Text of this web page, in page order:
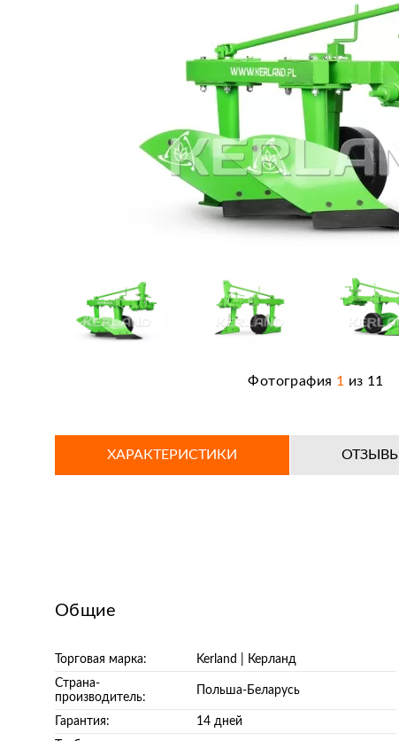
Фотография 1 из 11
ХАРАКТЕРИСТИКИ ОТЗЫВЫ
Общие
Торговая марка:
Kerland | Керланд
Страна-
производитель:
Польша-Беларусь
Гарантия:
14 дней